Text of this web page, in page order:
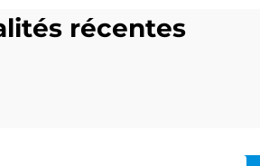
récentes